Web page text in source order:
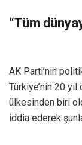
“Tüm
AK Parti’nin
Türkiye’nin 20
ülkesinden biri
iddia ederek